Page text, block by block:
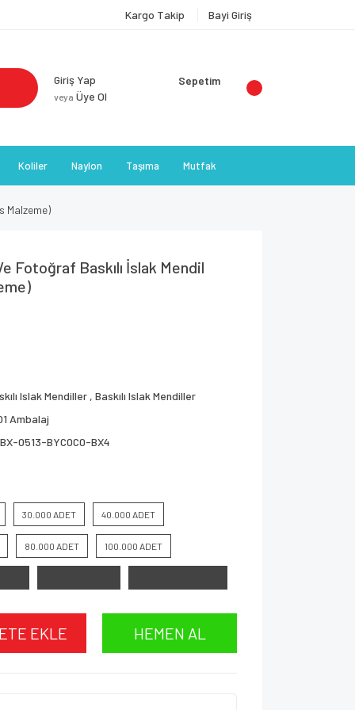
Kargo Takip Bayi Giriş
Giriş Yap
veya Üye Ol
Sepetim
Koliler Naylon Taşıma Mutfak
Malzeme)
Fotoğraf Baskılı İslak Mendil
Islak Mendiller ,Baskılı Islak Mendiller
Ambalaj
0513-BYC0C0-BX4
30.000 ADET 40.000 ADET
80.000 ADET 100.000 ADET
EKLE HEMEN AL